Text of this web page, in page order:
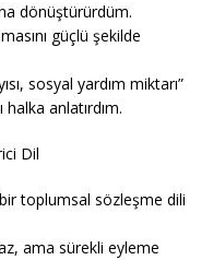
dönüştürürdüm.
güçlü şekilde
sosyal yardım miktarı”
halka anlatırdım.
Dil
toplumsal sözleşme dili
ama sürekli eyleme